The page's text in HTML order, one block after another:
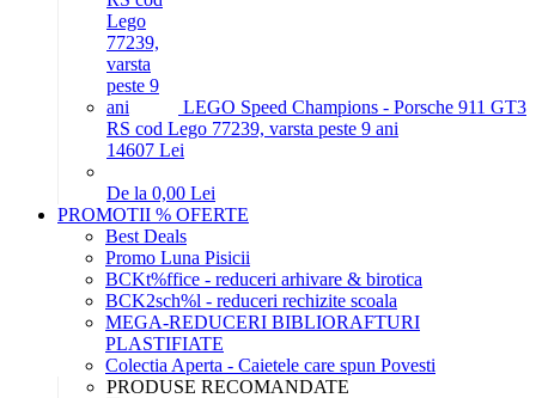
LEGO Speed Champions - Porsche 911 GT3
RS cod Lego 77239, varsta peste 9 ani
14607 Lei
De la 0,00 Lei
PROMOTII % OFERTE
Best Deals
Promo Luna Pisicii
BCKt%ffice - reduceri arhivare & birotica
BCK2sch%l - reduceri rechizite scoala
MEGA-REDUCERI BIBLIORAFTURI
PLASTIFIATE
Colectia Aperta - Caietele care spun Povesti
PRODUSE RECOMANDATE